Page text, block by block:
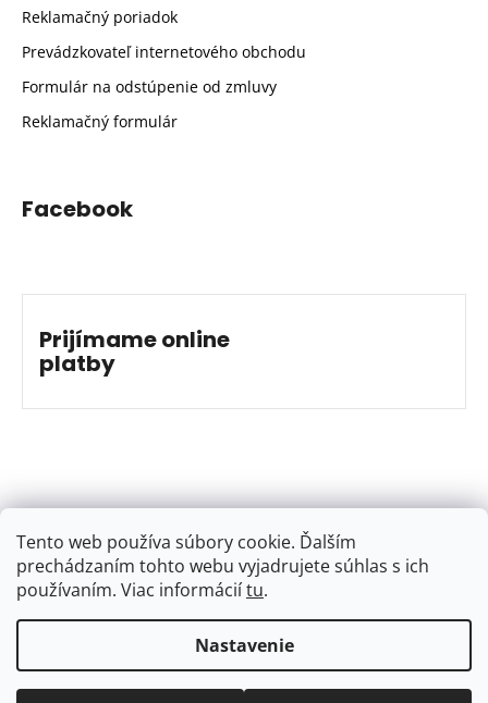
Tento web používa súbory cookie. Ďalším
prechádzaním tohto webu vyjadrujete súhlas s ich
používaním. Viac informáciítu.
Nastavenie
Reklamačný poriadok
Prevádzkovateľ internetového obchodu
Formulár na odstúpenie od zmluvy
Reklamačný formulár
Facebook
Prijímame online
platby
Vytvoril Shoptet&Jakub Grác